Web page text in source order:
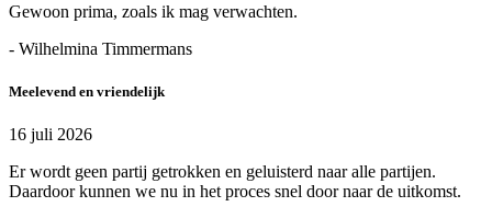
Gewoon prima, zoals ik mag verwachten.
- Wilhelmina Timmermans
Meelevend en vriendelijk
16 juli 2026
Er wordt geen partij getrokken en geluisterd naar alle partijen.
Daardoor kunnen we nu in het proces snel door naar de uitkomst.